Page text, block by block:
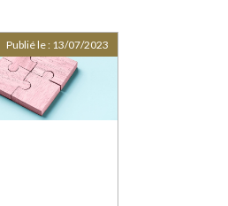
Publié le : 13/07/2023